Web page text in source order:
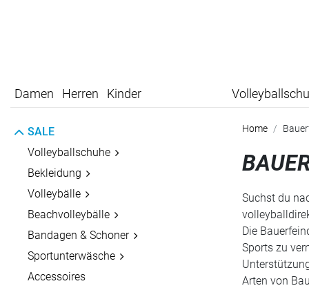
Damen Herren Kinder
SALE
Volleyballschuhe
Bekleidung
Volleybälle
Beachvolleybälle
Bandagen & Schoner
Sportunterwäsche
Accessoires
Home
Suchst du
Die
Sports zu
Arten von